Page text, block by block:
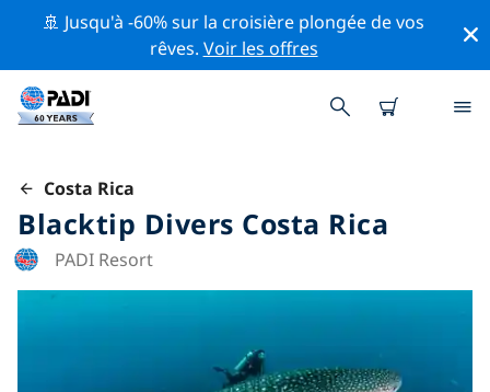
🚢 Jusqu'à -60% sur la croisière plongée de vos
rêves. Voir les offres
Costa Rica
Blacktip Divers Costa Rica
PADI Resort